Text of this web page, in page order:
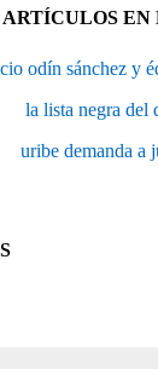
ARTÍCULOS EN
odín sánchez y
la lista negra del
uribe demanda a